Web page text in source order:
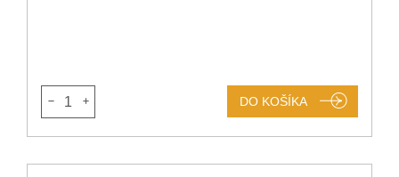
1 DO KOŠÍKA